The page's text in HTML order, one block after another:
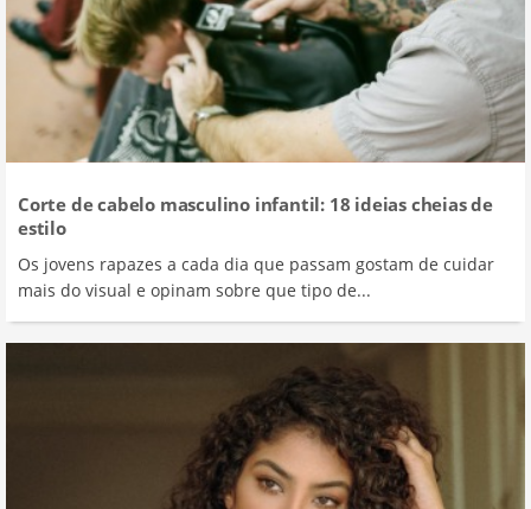
Corte de cabelo masculino infantil: 18 ideias cheias de
estilo
Os jovens rapazes a cada dia que passam gostam de cuidar
mais do visual e opinam sobre que tipo de...